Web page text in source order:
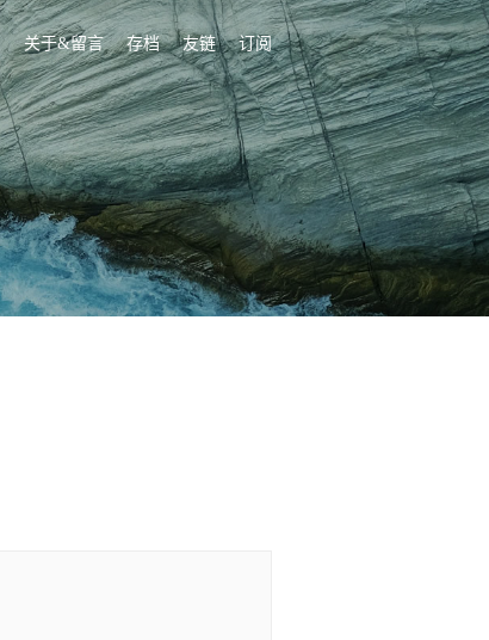
关于&留言 存档 友链 订阅